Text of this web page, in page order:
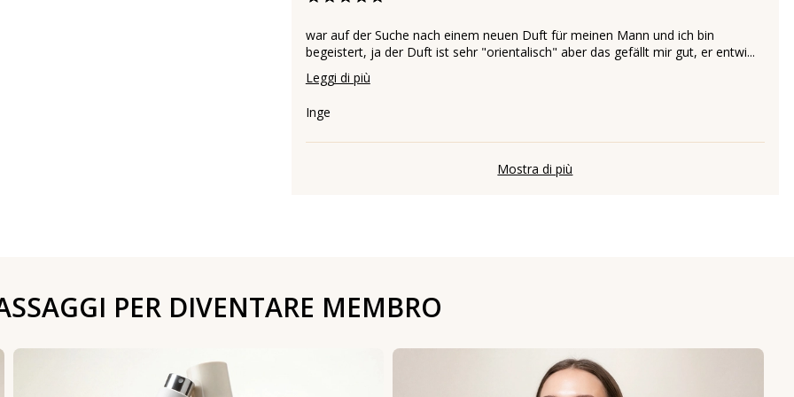
war auf der Suche nach einem neuen Duft für meinen Mann und ich bin
begeistert, ja der Duft ist sehr "orientalisch" aber das gefällt mir gut, er entwi...
Leggi di più
Inge
Mostra di più
PER DIVENTARE MEMBRO